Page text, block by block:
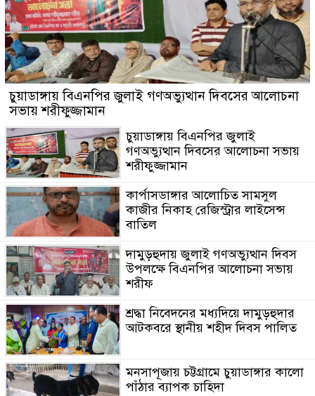
চুয়াডাঙ্গায় বিএনপির জুলাই গণঅভ্যুত্থান দিবসের আলোচনা
সভায় শরীফুজ্জামান
চুয়াডাঙ্গায় বিএনপির জুলাই
গণঅভ্যুত্থান দিবসের আলোচনা সভায়
শরীফুজ্জামান
কার্পাসডাঙ্গার আলোচিত সামসুল
কাজীর নিকাহ রেজিস্ট্রার লাইসেন্স
বাতিল
দামুড়হুদায় জুলাই গণঅভ্যুত্থান দিবস
উপলক্ষে বিএনপির আলোচনা সভায়
শরীফ
শ্রদ্ধা নিবেদনের মধ্যদিয়ে দামুড়হুদার
আটকবরে স্থানীয় শহীদ দিবস পালিত
মনসাপূজায় চট্টগ্রামে চুয়াডাঙ্গার কালো
পাঁঠার ব্যাপক চাহিদা